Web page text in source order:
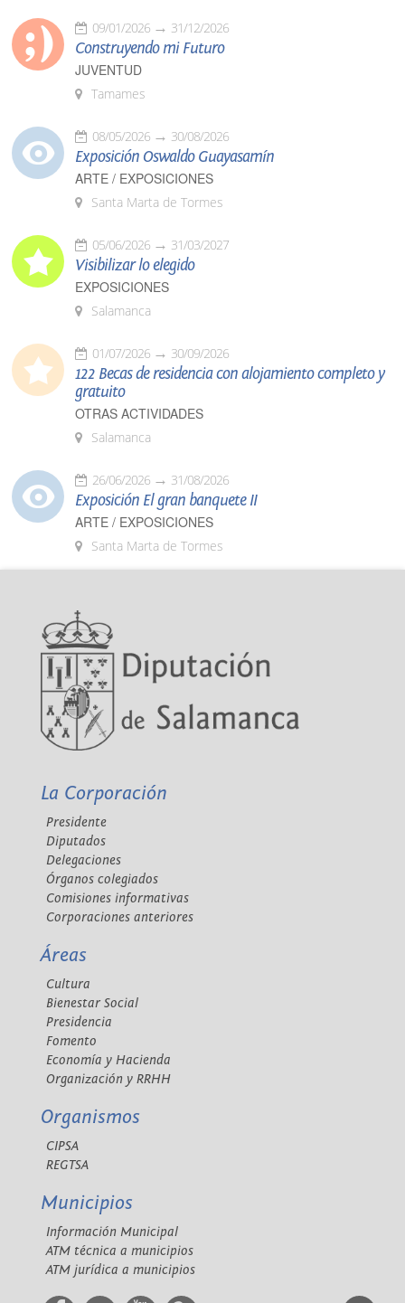
09/01/2026 31/12/2026
Construyendo mi Futuro
JUVENTUD
Tamames
08/05/2026 30/08/2026
Exposición Oswaldo Guayasamín
ARTE / EXPOSICIONES
Santa Marta de Tormes
05/06/2026 31/03/2027
Visibilizar lo elegido
EXPOSICIONES
Salamanca
01/07/2026 30/09/2026
122 Becas de residencia con alojamiento completo y
gratuito
OTRAS ACTIVIDADES
Salamanca
26/06/2026 31/08/2026
Exposición El gran banquete II
ARTE / EXPOSICIONES
Santa Marta de Tormes
La Corporación
Presidente
Diputados
Delegaciones
Órganos colegiados
Comisiones informativas
Corporaciones anteriores
Áreas
Cultura
Bienestar Social
Presidencia
Fomento
Economía y Hacienda
Organización y RRHH
Organismos
CIPSA
REGTSA
Municipios
Información Municipal
ATM técnica a municipios
ATM jurídica a municipios